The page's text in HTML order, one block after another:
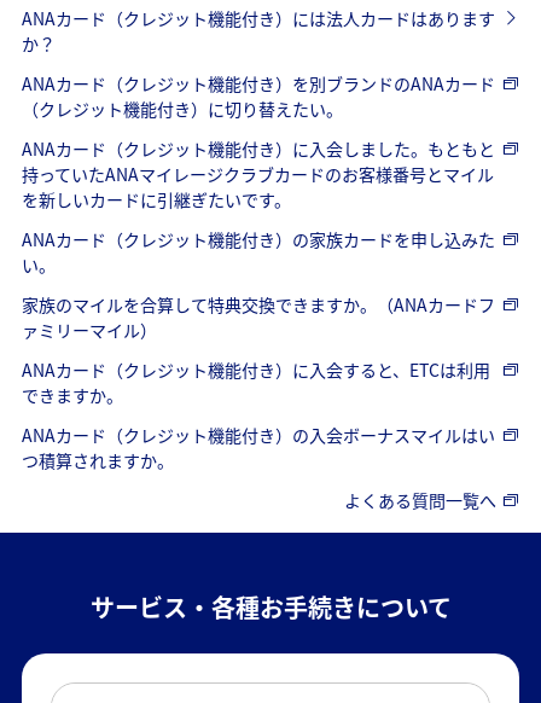
ANAカード（クレジット機能付き）には法人カードはあります
か？
ANAカード（クレジット機能付き）を別ブランドのANAカード
（クレジット機能付き）に切り替えたい。
ANAカード（クレジット機能付き）に入会しました。もともと
持っていたANAマイレージクラブカードのお客様番号とマイル
を新しいカードに引継ぎたいです。
ANAカード（クレジット機能付き）の家族カードを申し込みた
い。
家族のマイルを合算して特典交換できますか。（ANAカードフ
ァミリーマイル）
ANAカード（クレジット機能付き）に入会すると、ETCは利用
できますか。
ANAカード（クレジット機能付き）の入会ボーナスマイルはい
つ積算されますか。
よくある質問一覧へ
サービス・各種お手続きについて